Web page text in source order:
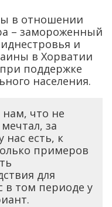
в отношении
– замороженный
и
в Хорватии
поддержке
населения.
что не
за
нас есть, к
примеров
для
том периоде у